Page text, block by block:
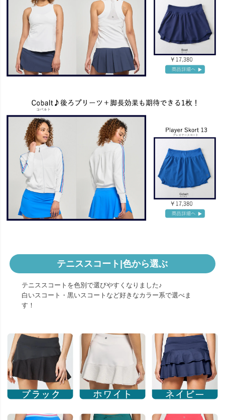
テニススコート|色から選ぶ
テニススコートを色別で選びやすくなりました♪
白いスコート・黒いスコートなど好きなカラー系で選べま
す！